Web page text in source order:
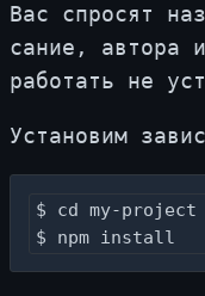
Вас спро­сят
са­ние, ав­то­ра
ра­бо­тать не
Уста­но­вим
$ cd my-project
$ npm install